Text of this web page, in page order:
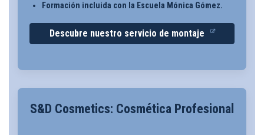
Formación incluida con la Escuela Mónica Gómez.
Descubre nuestro servicio de montaje
S&D Cosmetics: Cosmética Profesional